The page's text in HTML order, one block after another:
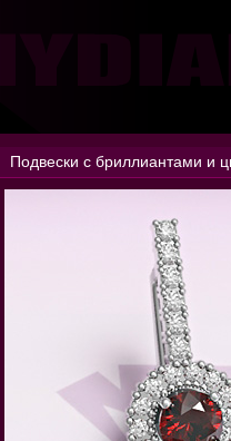
Подвески с бриллиантами и